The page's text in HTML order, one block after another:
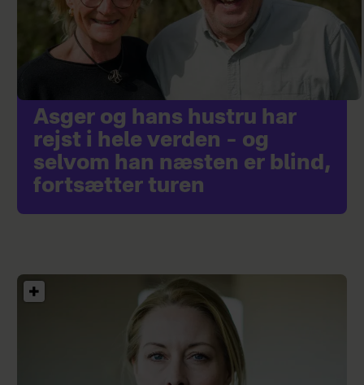
Asger og hans hustru har
rejst i hele verden – og
selvom han næsten er blind,
fortsætter turen